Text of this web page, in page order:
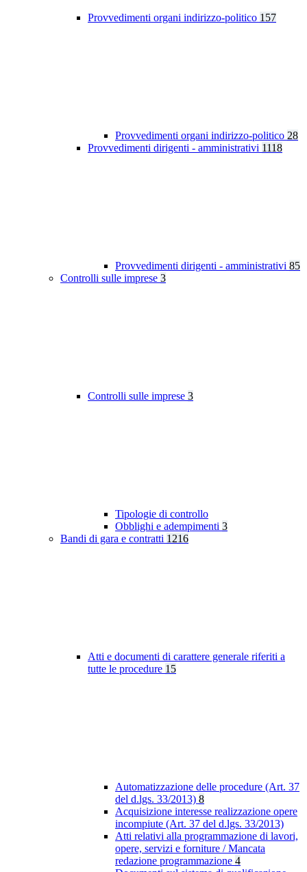
Provvedimenti organi indirizzo-politico 157
Provvedimenti organi indirizzo-politico 28
Provvedimenti dirigenti - amministrativi 1118
Provvedimenti dirigenti - amministrativi 85
Controlli sulle imprese 3
Controlli sulle imprese 3
Tipologie di controllo
Obblighi e adempimenti 3
Bandi di gara e contratti 1216
Atti e documenti di carattere generale riferiti a
tutte le procedure 15
Automatizzazione delle procedure (Art. 37
del d.lgs. 33/2013) 8
Acquisizione interesse realizzazione opere
incompiute (Art. 37 del d.lgs. 33/2013)
Atti relativi alla programmazione di lavori,
opere, servizi e forniture / Mancata
redazione programmazione 4